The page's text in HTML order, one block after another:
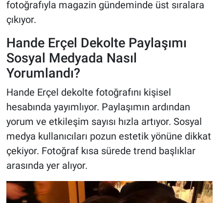
fotoğrafıyla magazin gündeminde üst sıralara
çıkıyor.
Hande Erçel Dekolte Paylaşımı
Sosyal Medyada Nasıl
Yorumlandı?
Hande Erçel dekolte fotoğrafını kişisel
hesabında yayımlıyor. Paylaşımın ardından
yorum ve etkileşim sayısı hızla artıyor. Sosyal
medya kullanıcıları pozun estetik yönüne dikkat
çekiyor. Fotoğraf kısa sürede trend başlıklar
arasında yer alıyor.